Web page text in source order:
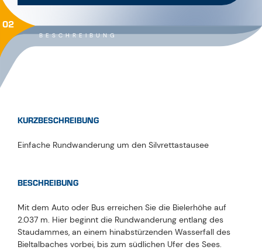
BESCHREIBUNG
02
KURZBESCHREIBUNG
Einfache Rundwanderung um den Silvrettastausee
BESCHREIBUNG
Mit dem Auto oder Bus erreichen Sie die Bielerhöhe auf
2.037 m. Hier beginnt die Rundwanderung entlang des
Staudammes, an einem hinabstürzenden Wasserfall des
Bieltalbaches vorbei, bis zum südlichen Ufer des Sees.